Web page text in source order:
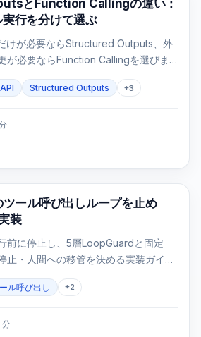
とFunction Callingの違い：
行を分けて選ぶ
けが必要ならStructured Outputs、外
が必要ならFunction Callingを選びま
す。 Structured Outputs +3
ール呼び出しループを止め
装
前に停止し、5層LoopGuardと固定
止・人間への移管を決める実装ガイ
ル呼び出し +2
分